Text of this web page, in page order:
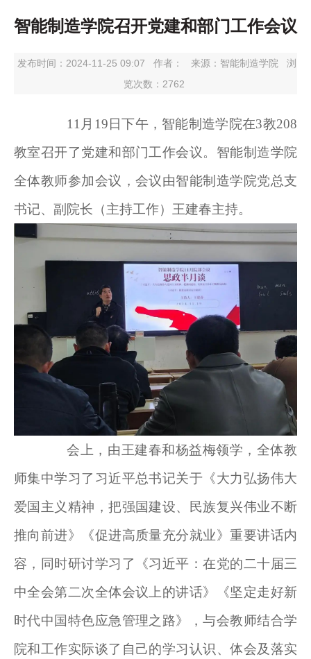
智能制造学院召开党建和部门工作会议
发布时间：2024-11-25 09:07 作者： 来源：智能制造学院
浏
览次数： 2762
11月19日下午，智能制造学院在3教208
教室召开了党建和部门工作会议。智能制造学院
全体教师参加会议，会议由智能制造学院党总支
书记、副院长（主持工作）王建春主持。
会上，由王建春和杨益梅领学，全体教
师集中学习了习近平总书记关于《大力弘扬伟大
爱国主义精神，把强国建设、民族复兴伟业不断
推向前进》《促进高质量充分就业》重要讲话内
容，同时研讨学习了《习近平：在党的二十届三
中全会第二次全体会议上的讲话》《坚定走好新
时代中国特色应急管理之路》，与会教师结合学
院和工作实际谈了自己的学习认识、体会及落实